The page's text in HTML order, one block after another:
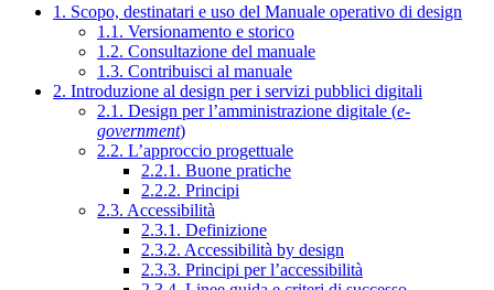
1. Scopo, destinatari e uso del Manuale operativo di design
1.1. Versionamento e storico
1.2. Consultazione del manuale
1.3. Contribuisci al manuale
2. Introduzione al design per i servizi pubblici digitali
2.1. Design per l’amministrazione digitale (e-
government)
2.2. L’approccio progettuale
2.2.1. Buone pratiche
2.2.2. Principi
2.3. Accessibilità
2.3.1. Definizione
2.3.2. Accessibilità by design
2.3.3. Principi per l’accessibilità